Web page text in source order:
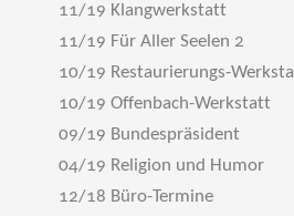
11/19 Klangwerkstatt
11/19 Für Aller Seelen 2
10/19 Restaurierungs-
10/19 Offenbach-Werkstatt
09/19 Bundespräsident
04/19 Religion und Humor
12/18 Büro-Termine